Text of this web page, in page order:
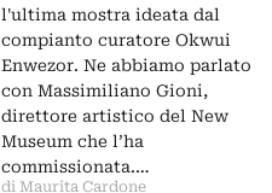
l'ultima mostra ideata dal
compianto curatore Okwui
Enwezor. Ne abbiamo parlato
con Massimiliano Gioni,
direttore artistico del New
Museum che l’ha
commissionata.…
di Maurita Cardone